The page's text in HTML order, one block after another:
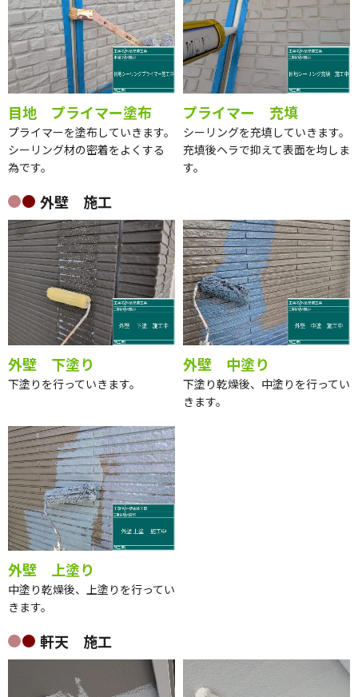
目地 プライマー塗布
プライマーを塗布していきます。
シーリング材の密着をよくする
為です。
プライマー 充填
シーリングを充填していきます。
充填後ヘラで抑えて表面を均しま
す。
外壁 施工
外壁 下塗り
下塗りを行っていきます。
外壁 中塗り
下塗り乾燥後、中塗りを行ってい
きます。
外壁 上塗り
中塗り乾燥後、上塗りを行ってい
きます。
軒天 施工